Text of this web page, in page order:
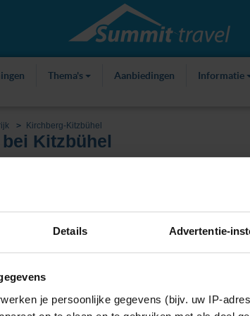
Details Advertentie-
je persoonlijke gegevens (bijv. uw IP-
Thema's Aanbiedingen Informatie
Kirchberg-Kitzbühel
Kitzbühel